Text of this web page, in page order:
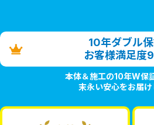
10年ダブル保
お客様満足度
本体＆施工の10年W保
末永い安心をお届け